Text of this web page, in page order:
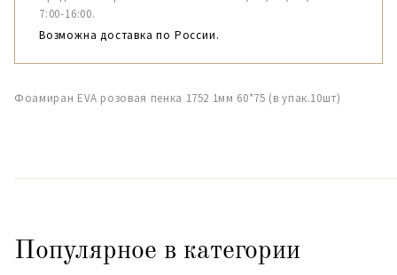
7:00-16:00.
Возможна доставка по России.
Фоамиран EVA розовая пенка 1752 1мм 60*75 (в упак.10шт)
Популярное в категории